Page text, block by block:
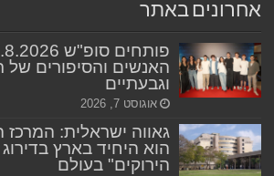
אחרונים באתר
האנשים והסיפורים של
וגבעתיים
אוגוסט 7, 2026
גאווה ישראלית: המרכז
הוא היחיד בארץ
הירוקים" בעולם